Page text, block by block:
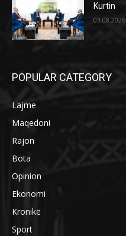
Kurtin
03.08.2026
POPULAR CATEGORY
Lajme
Maqedoni
Rajon
Bota
Opinion
Ekonomi
Kronikë
Sport